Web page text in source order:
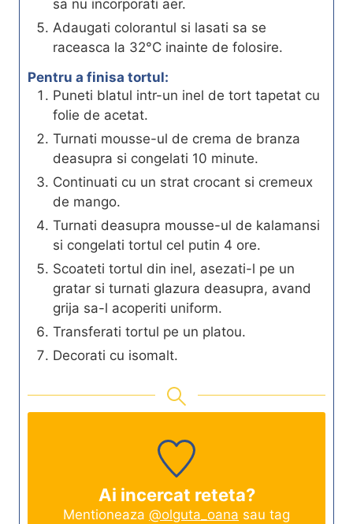
sa nu incorporati aer.
Adaugati colorantul si lasati sa se
raceasca la 32°C inainte de folosire.
Pentru a finisa tortul:
Puneti blatul intr-un inel de tort tapetat cu
folie de acetat.
Turnati mousse-ul de crema de branza
deasupra si congelati 10 minute.
Continuati cu un strat crocant si cremeux
de mango.
Turnati deasupra mousse-ul de kalamansi
si congelati tortul cel putin 4 ore.
Scoateti tortul din inel, asezati-l pe un
gratar si turnati glazura deasupra, avand
grija sa-l acoperiti uniform.
Transferati tortul pe un platou.
Decorati cu isomalt.
Ai incercat reteta?
Mentioneaza @olguta_oana sau tag